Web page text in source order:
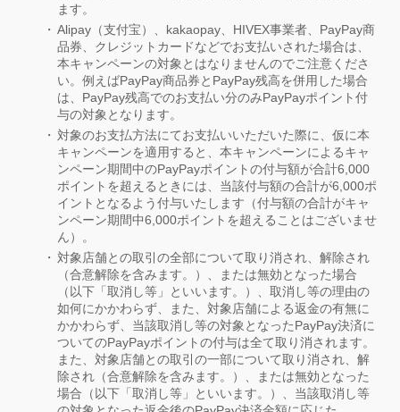
ます。
Alipay（支付宝）、kakaopay、HIVEX事業者、PayPay商
品券、クレジットカードなどでお支払いされた場合は、
本キャンペーンの対象とはなりませんのでご注意くださ
い。例えばPayPay商品券とPayPay残高を併用した場合
は、PayPay残高でのお支払い分のみPayPayポイント付
与の対象となります。
対象のお支払方法にてお支払いいただいた際に、仮に本
キャンペーンを適用すると、本キャンペーンによるキャ
ンペーン期間中のPayPayポイントの付与額が合計6,000
ポイントを超えるときには、当該付与額の合計が6,000ポ
イントとなるよう付与いたします（付与額の合計がキャ
ンペーン期間中6,000ポイントを超えることはございませ
ん）。
対象店舗との取引の全部について取り消され、解除され
（合意解除を含みます。）、または無効となった場合
（以下「取消し等」といいます。）、取消し等の理由の
如何にかかわらず、また、対象店舗による返金の有無に
かかわらず、当該取消し等の対象となったPayPay決済に
ついてのPayPayポイントの付与は全て取り消されます。
また、対象店舗との取引の一部について取り消され、解
除され（合意解除を含みます。）、または無効となった
場合（以下「取消し等」といいます。）、当該取消し等